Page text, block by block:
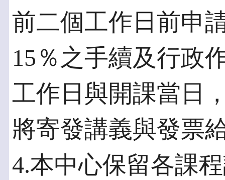
前二個工作日前申
15％之手續及行政
工作日與開課當日
將寄發講義與發票
4.本中心保留各課